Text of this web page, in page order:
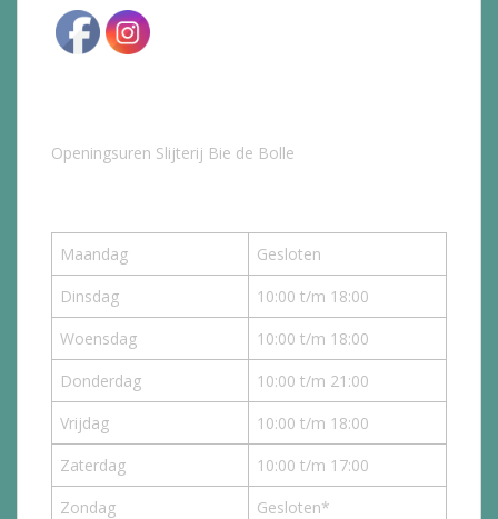
Openingsuren Slijterij Bie de Bolle
Maandag
Gesloten
Dinsdag
10:00 t/m 18:00
Woensdag
10:00 t/m 18:00
Donderdag
10:00 t/m 21:00
Vrijdag
10:00 t/m 18:00
Zaterdag
10:00 t/m 17:00
Zondag
Gesloten*